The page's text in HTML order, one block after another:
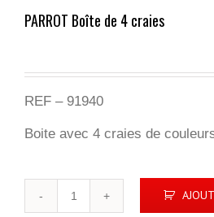
PARROT Boîte de 4 craies
REF – 91940
Boite avec 4 craies de